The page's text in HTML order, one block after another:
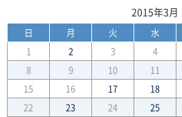
2015年3月
日 月 火 水
1
2 3 4
8
9 10 11
15
16 17 18
22
23 24 25